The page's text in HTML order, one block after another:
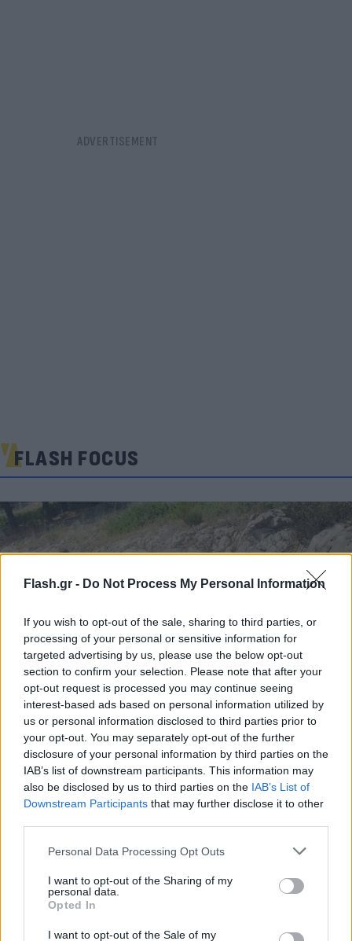
Flash.gr - Do Not Process My Personal Information
If you wish to opt-out of the sale, sharing to third parties, or
processing of your personal or sensitive information for
targeted advertising by us, please use the below opt-out
section to confirm your selection. Please note that after your
opt-out request is processed you may continue seeing
interest-based ads based on personal information utilized by
us or personal information disclosed to third parties prior to
your opt-out. You may separately opt-out of the further
disclosure of your personal information by third parties on the
IAB’s list of downstream participants. This information may
also be disclosed by us to third parties on the IAB’s List of
Downstream Participants that may further disclose it to other
Please note that this website/app uses one or more Google
not limited to your visit or usage behaviour. You may click to
grant or deny consent to Google and its third-party tags to
use your data for below specified purposes in below Google
consent section.
Personal Data Processing Opt Outs
I want to opt-out of the Sharing of my
personal data.
Opted In
I want to opt-out of the Sale of my
FLASH FOCUS
Συντριβή ελικοπτέρων στην Ψάθα: Κρίσιμο
αμοντάριστο βίντεο στα χέρια του
«ελληνικού FBI»